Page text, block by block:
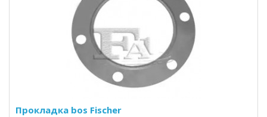
Прокладка bos Fischer